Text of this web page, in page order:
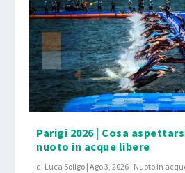
Parigi 2026 | Cosa
nuoto in acque libere
di Luca Soligo |Ago 3, 2026 | Nuoto in